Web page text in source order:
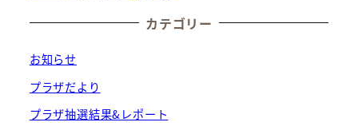
カテゴリー
お知らせ
プラザだより
プラザ抽選結果&レポート